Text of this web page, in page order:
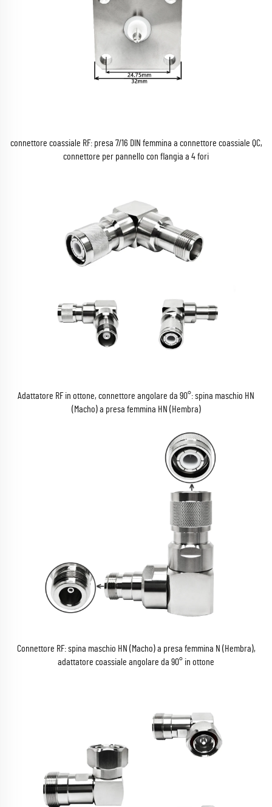
connettore coassiale RF: presa 7/16 DIN femmina a connettore coassiale QC,
connettore per pannello con flangia a 4 fori
Adattatore RF in ottone, connettore angolare da 90°: spina maschio HN
(Macho) a presa femmina HN (Hembra)
Connettore RF: spina maschio HN (Macho) a presa femmina N (Hembra),
adattatore coassiale angolare da 90° in ottone